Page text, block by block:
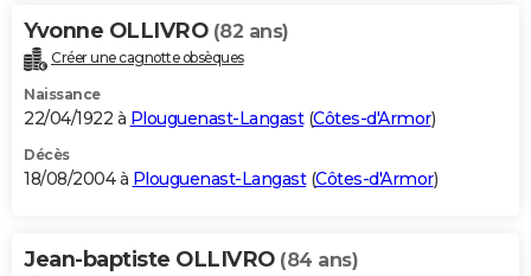
Yvonne OLLIVRO (82 ans)
Créer une cagnotte obsèques
Naissance
22/04/1922 à Plouguenast-Langast(Côtes-d'Armor)
Décès
18/08/2004 à Plouguenast-Langast(Côtes-d'Armor)
Jean-baptiste OLLIVRO (84 ans)